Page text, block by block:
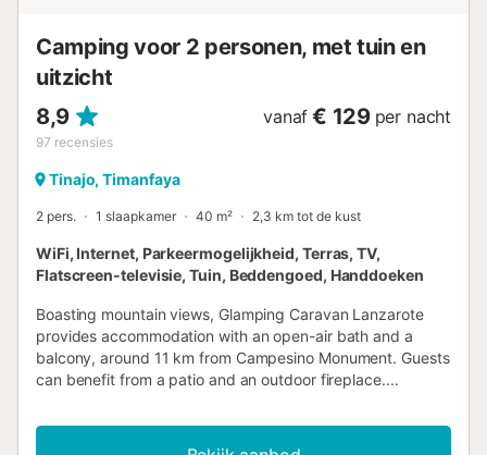
Camping voor 2 personen, met tuin en
uitzicht
8,9
97 recensies
vanaf € 129 per nacht
Tinajo, Timanfaya
2 pers. 1 slaapkamer 40 m² 2,3 km tot de kust
WiFi, Internet, Parkeermogelijkheid, Terras, TV,
Flatscreen-televisie, Tuin, Beddengoed, Handdoeken
Boasting mountain views, Glamping Caravan Lanzarote
provides accommodation with an open-air bath and a
balcony, around 11 km from Campesino Monument. Guests
can benefit from a patio and an outdoor fireplace....